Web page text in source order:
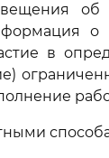
об
о
в